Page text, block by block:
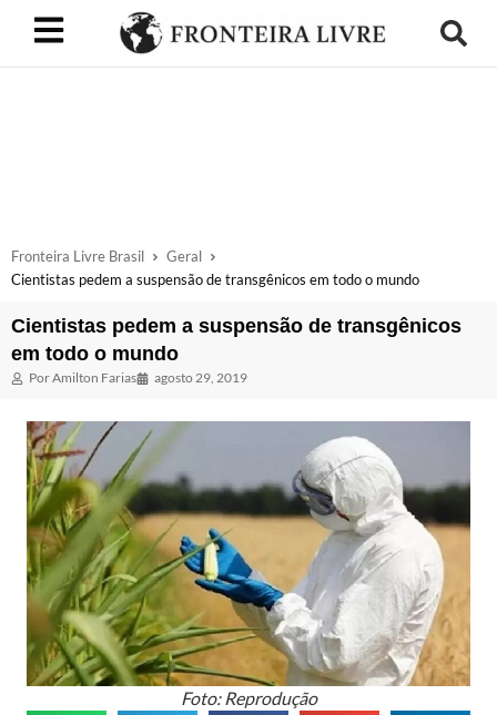
Fronteira Livre Brasil
Geral
Cientistas pedem a suspensão de transgênicos em todo o mundo
Cientistas pedem a suspensão de transgênicos
em todo o mundo
PorAmilton Farias agosto 29, 2019
Foto: Reprodução